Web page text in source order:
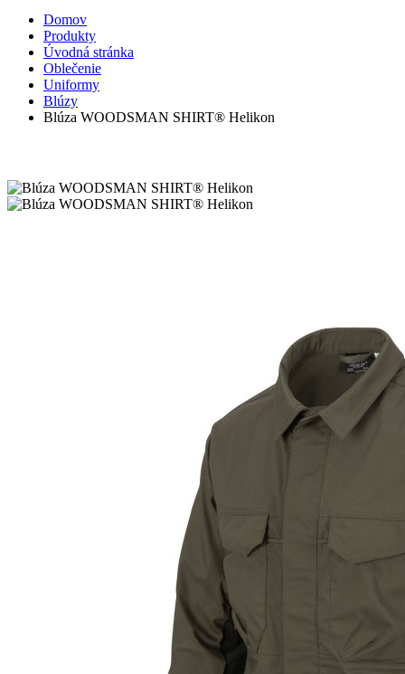
Domov
Produkty
Úvodná stránka
Oblečenie
Uniformy
Blúzy
Blúza WOODSMAN SHIRT® Helikon